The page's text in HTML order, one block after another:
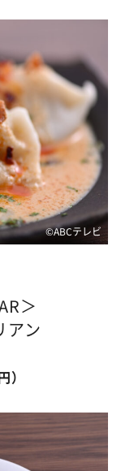
©ABCテレビ
＞
アン